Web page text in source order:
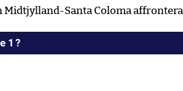
Midtjylland-Santa Coloma affrontera
1 ?